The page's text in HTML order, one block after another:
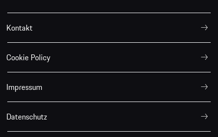
Kontakt
Cookie Policy
Impressum
Datenschutz